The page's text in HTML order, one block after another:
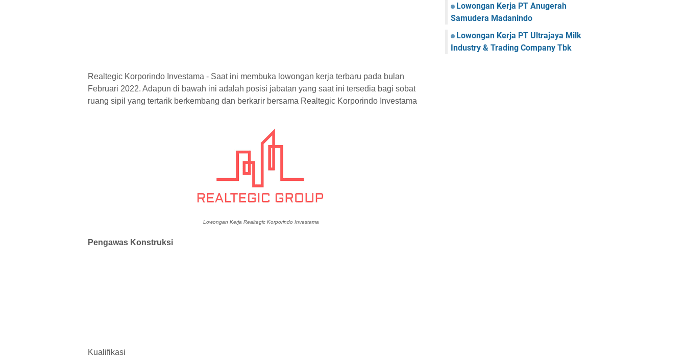
Realtegic Korporindo Investama - Saat ini membuka lowongan kerja terbaru pada bulan
Februari 2022. Adapun di bawah ini adalah posisi jabatan yang saat ini tersedia bagi sobat
ruang sipil yang tertarik berkembang dan berkarir bersama Realtegic Korporindo Investama
Lowongan Kerja Realtegic Korporindo Investama
Pengawas Konstruksi
Kualifikasi
Lowongan Kerja PT Anugerah
Samudera Madanindo
Lowongan Kerja PT Ultrajaya Milk
Industry & Trading Company Tbk